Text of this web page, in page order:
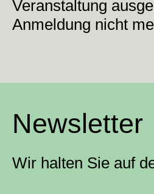
Veranstaltung
Anmeldung nicht
Newsletter
Wir halten Sie auf